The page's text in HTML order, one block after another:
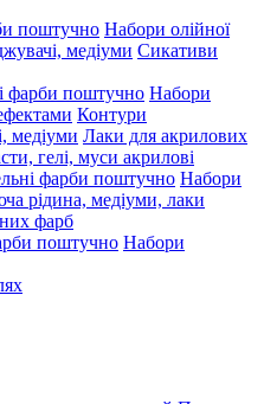
поштучно Набори олійної
медіуми Сикативи
фарби поштучно Набори
Контури
медіуми Лаки для акрилових
гелі, муси акрилові
фарби поштучно Набори
рідина, медіуми, лаки
фарб
поштучно Набори